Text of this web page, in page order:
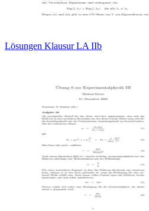
Lösungen Klausur LA IIb